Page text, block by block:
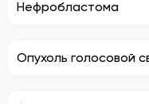
Нефробластома
Опухоль голосовой